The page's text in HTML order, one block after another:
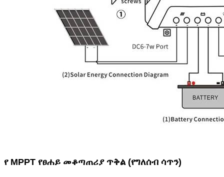
የ MPPT የፀሐይ መቆጣጠሪያ ጥቅል (የግለሰብ ሳጥን)